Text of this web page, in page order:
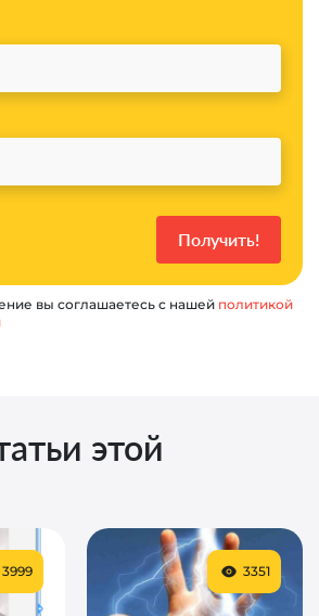
вы соглашаетесь с нашей политикой
этой
3999 3351